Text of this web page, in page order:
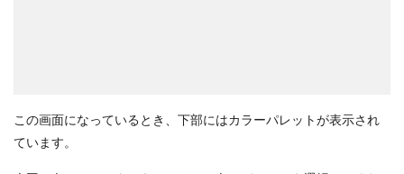
この画面になっているとき、下部にはカラーパレットが表示され
ています。